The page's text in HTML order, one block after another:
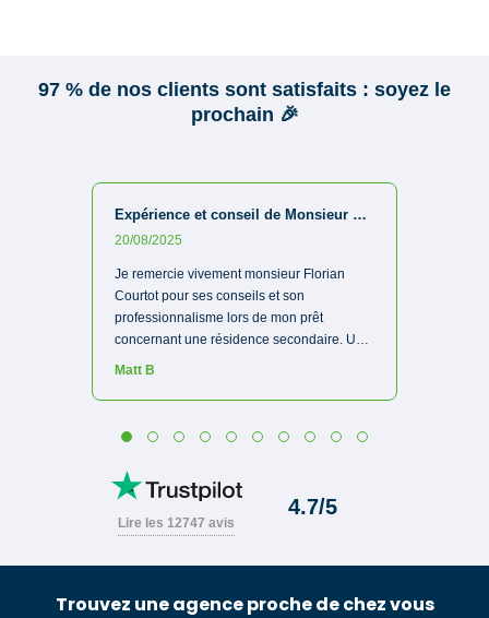
Trouvez une agence proche de chez vous